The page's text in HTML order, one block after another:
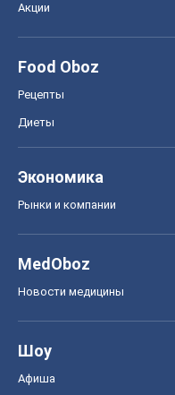
Акции
Food Oboz
Рецепты
Диеты
Экономика
Рынки и компании
MedOboz
Новости медицины
Шоу
Афиша